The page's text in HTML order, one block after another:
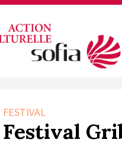
FESTIVAL
Festival